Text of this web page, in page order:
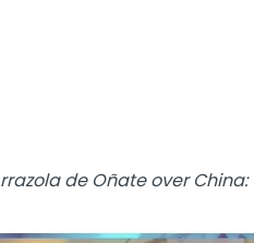
de Oñate over China: